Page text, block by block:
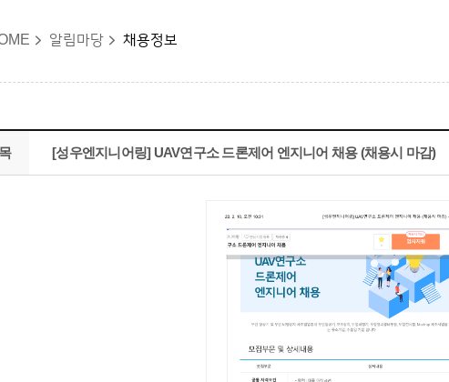
알림마당 채용정보
[성우엔지니어링] UAV연구소 드론제어 엔지니어 채용 (채용시 마감)